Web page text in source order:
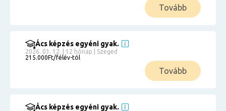
Tovább
Ács képzés egyéni gyak.
2026. 03. 12. | 12 hónap | Szeged
215.000Ft/félév-tól
Tovább
Ács képzés egyéni gyak.